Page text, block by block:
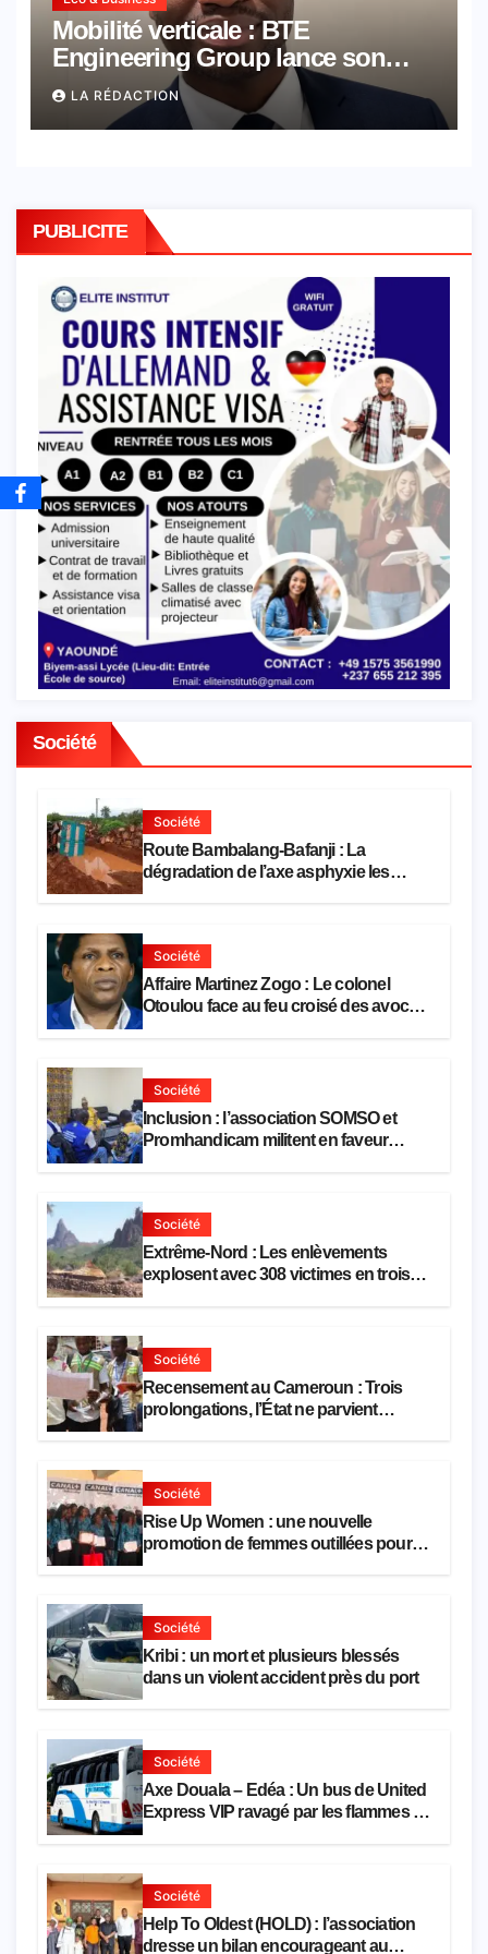
Mobilité verticale : BTE
Engineering Group lance son
académie dédiée aux métiers de
l’ascenseur
LA RÉDACTION
PUBLICITE
Société
Société
Route Bambalang-Bafanji : La
dégradation de l’axe asphyxie les
Société
Affaire Martinez Zogo : Le colonel
Otoulou face au feu croisé des avocats
Société
Inclusion : l’association SOMSO et
Promhandicam militent en faveur
Société
Extrême-Nord : Les enlèvements
explosent avec 308 victimes en trois
Société
Recensement au Cameroun : Trois
prolongations, l’État ne parvient
Société
Rise Up Women : une nouvelle
promotion de femmes outillées pour
Société
Kribi : un mort et plusieurs blessés
dans un violent accident près du port
Société
Axe Douala – Edéa : Un bus de United
Express VIP ravagé par les flammes à
Société
Help To Oldest (HOLD) : l’association
dresse un bilan encourageant au